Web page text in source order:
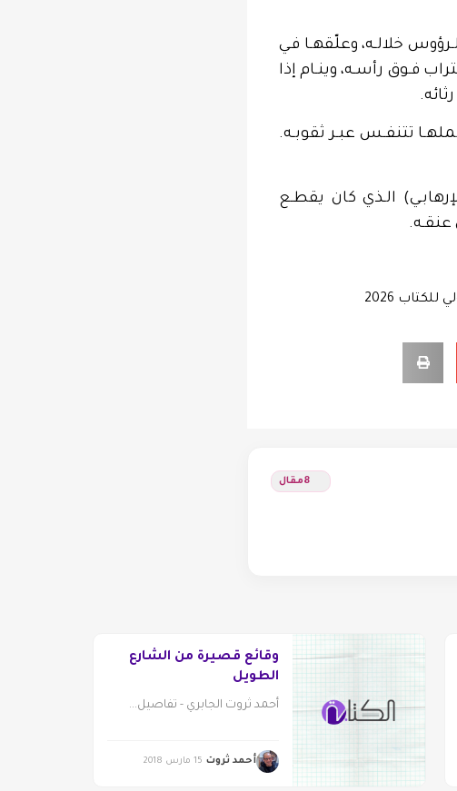
خلالـه، وعلّقهـا فـي
فـوق رأسـه، وينـام إذا
تتنفـس عبـر ثقوبـه.
الـذي كان يقطـع
عنقـه.
2026
8مقال
وقائع قصيرة من الشارع
الطويل
أحمد ثروت الجابري - تفاصيل...
أحمد ثروت 15 مارس 2018